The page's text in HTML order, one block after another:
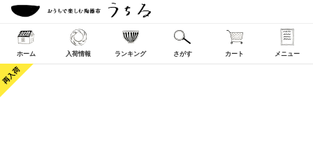
ホーム 入荷情報 ランキング さがす カート メニュー